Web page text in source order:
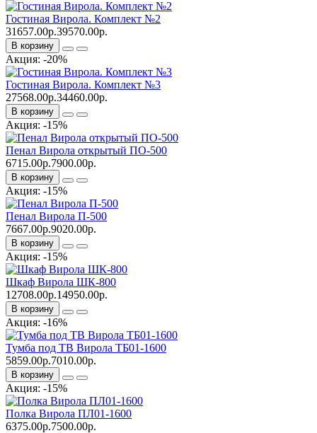
Гостиная Вирола. Комплект №2
31657.00р.39570.00р.
В корзину
Акция: -20%
Гостиная Вирола. Комплект №3
27568.00р.34460.00р.
В корзину
Акция: -15%
Пенал Вирола открытый ПО-500
6715.00р.7900.00р.
В корзину
Акция: -15%
Пенал Вирола П-500
7667.00р.9020.00р.
В корзину
Акция: -15%
Шкаф Вирола ШК-800
12708.00р.14950.00р.
В корзину
Акция: -16%
Тумба под ТВ Вирола ТБ01-1600
5859.00р.7010.00р.
В корзину
Акция: -15%
Полка Вирола ПЛ01-1600
6375.00р.7500.00р.